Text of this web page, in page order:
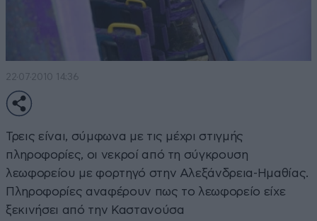
22·07·2010 14:36
Τρεις είναι, σύμφωνα με τις μέχρι στιγμής
πληροφορίες, οι νεκροί από τη σύγκρουση
λεωφορείου με φορτηγό στην Αλεξάνδρεια-Ημαθίας.
Πληροφορίες αναφέρουν πως το λεωφορείο είχε
ξεκινήσει από την Καστανούσα